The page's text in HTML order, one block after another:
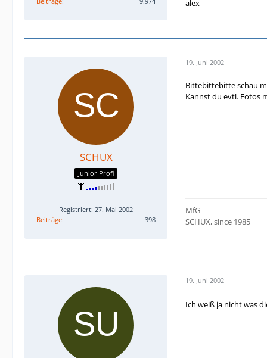
alex
SCHUX
Junior Profi
Registriert: 27. Mai 2002
Beiträge
398
19. Juni 2002
Bittebittebitte schau
Kannst du evtl. Fotos
MfG
SCHUX, since 1985
19. Juni 2002
Ich weiß ja nicht was